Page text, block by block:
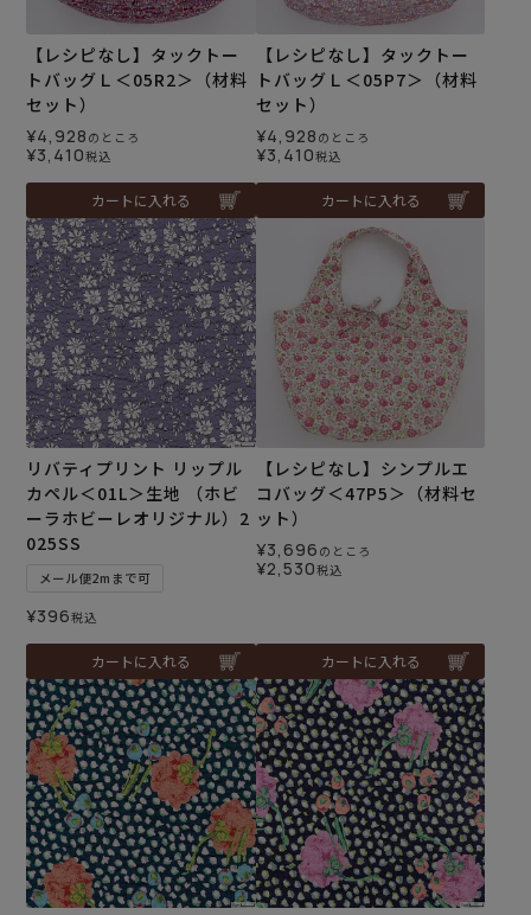
【レシピなし】タックトー
トバッグＬ＜05R2＞（材料
セット）
¥4,928 のところ
¥3,410税込
カートに入れる
【レシピなし】タックトー
トバッグＬ＜05P7＞（材料
セット）
¥4,928 のところ
¥3,410税込
カートに入れる
リバティプリント リップル
カペル＜01L＞生地 （ホビ
ーラホビーレオリジナル）2
025SS
メール便2mまで可
¥396税込
カートに入れる
【レシピなし】シンプルエ
コバッグ＜47P5＞（材料セ
ット）
¥3,696 のところ
¥2,530税込
カートに入れる